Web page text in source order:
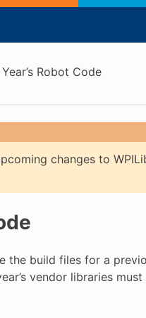
Robot Code
changes to
build files for a
vendor libraries